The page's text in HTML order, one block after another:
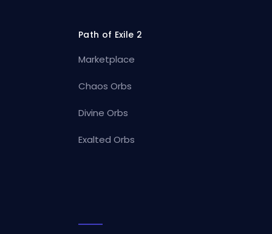
Path of Exile 2
Marketplace
Chaos Orbs
Divine Orbs
Exalted Orbs